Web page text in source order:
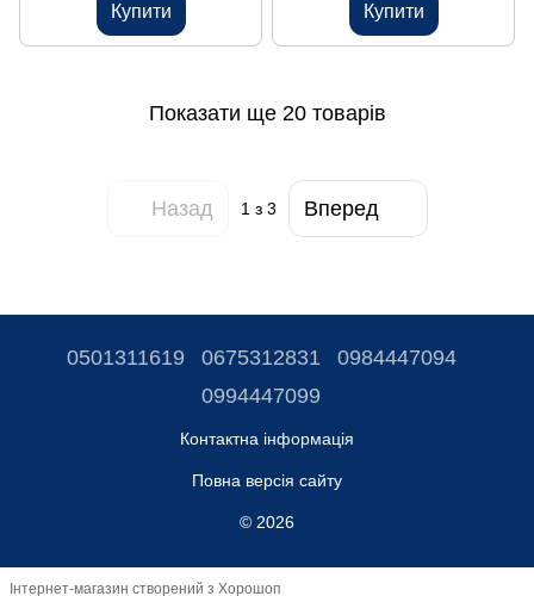
Купити Купити
Показати ще 20 товарів
Назад 1з 3 Вперед
0501311619 0675312831
0984447094
0994447099
Контактна інформація
Повна версія сайту
© 2026
Інтернет-магазин створений з Хорошоп